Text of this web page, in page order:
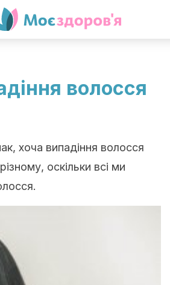
волосся
хоча випадіння волосся
оскільки всі ми